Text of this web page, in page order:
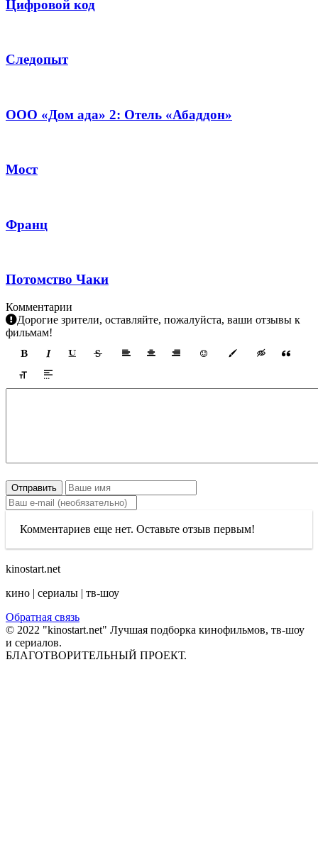
Цифровой код
Следопыт
ООО «Дом ада» 2: Отель «Абаддон»
Мост
Франц
Потомство Чаки
Комментарии
Дорогие зрители, оставляйте, пожалуйста, ваши отзывы к
фильмам!
Отправить
Комментариев еще нет. Оставьте отзыв первым!
kinostart.net
кино | сериалы | тв-шоу
Обратная связь
© 2022 "kinostart.net" Лучшая подборка кинофильмов, тв-шоу
и сериалов.
БЛАГОТВОРИТЕЛЬНЫЙ ПРОЕКТ.